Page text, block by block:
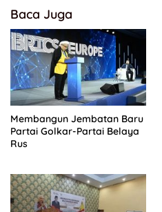
Baca Juga
Membangun Jembatan Baru
Partai Golkar-Partai Belaya
Rus